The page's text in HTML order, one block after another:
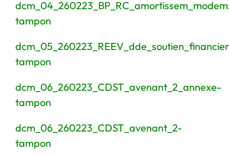
tampon
tampon
dcm_06_260223_CDST_avenant_2_annexe-
tampon
dcm_06_260223_CDST_avenant_2-
tampon